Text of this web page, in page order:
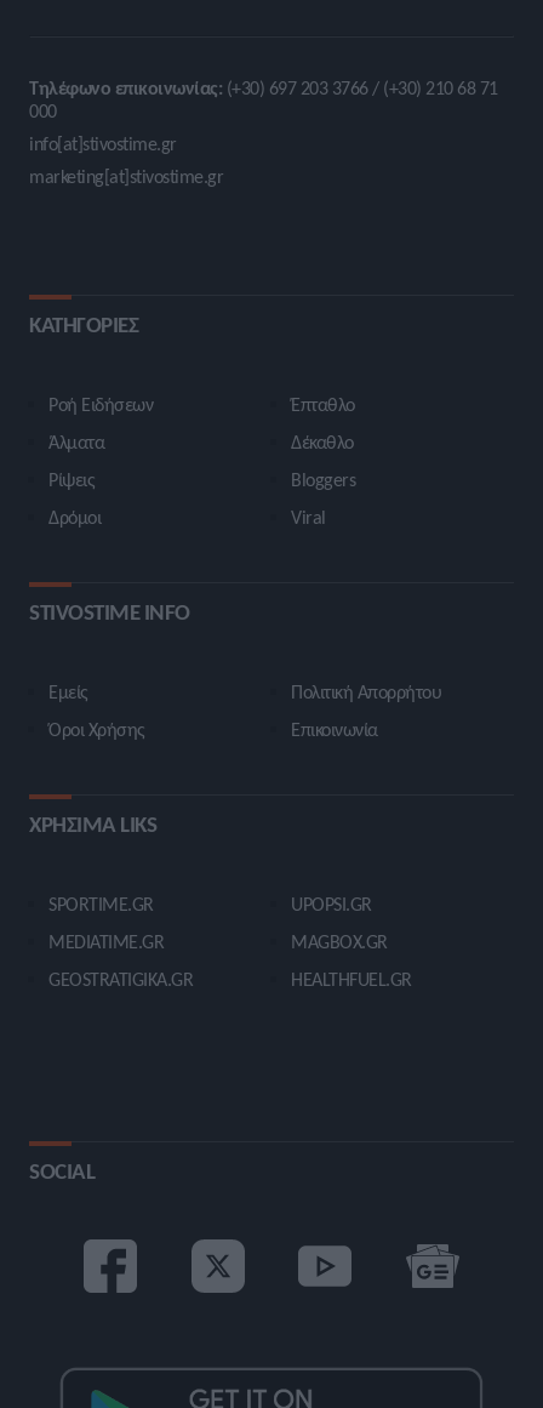
Τηλέφωνο επικοινωνίας: (+30) 697 203 3766 / (+30) 210 68 71
000
info[at]stivostime.gr
marketing[at]stivostime.gr
ΚΑΤΗΓΟΡΙΕΣ
Ροή Ειδήσεων
Άλματα
Ρίψεις
Δρόμοι
Έπταθλο
Δέκαθλο
Bloggers
Viral
STIVOSTIME INFO
Εμείς
Όροι Χρήσης
Πολιτική Απορρήτου
Επικοινωνία
ΧΡΗΣΙΜΑ LIKS
SPORTIME.GR
MEDIATIME.GR
GEOSTRATIGIKA.GR
UPOPSI.GR
MAGBOX.GR
HEALTHFUEL.GR
SOCIAL